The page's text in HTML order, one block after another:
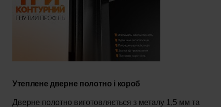
Утеплене дверне полотно і короб
Дверне полотно виготовляється з металу 1,5 мм та